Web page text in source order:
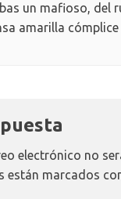
un mafioso, del
amarilla cómplice
electrónico no
están marcados